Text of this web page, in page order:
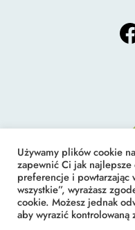
F
a
o
k
Używamy plików cookie
zapewnić Ci jak najlepsze
preferencje i powtarzając
wszystkie”, wyrażasz
cookie. Możesz jednak
aby wyrazić kontrolowaną